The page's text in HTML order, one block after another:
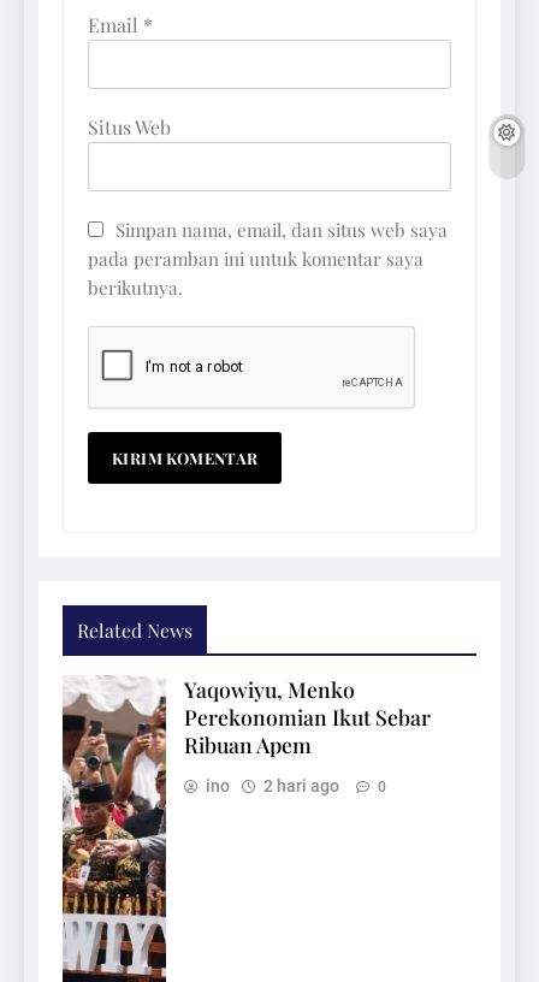
Email *
Situs Web
Simpan nama, email, dan situs web saya
pada peramban ini untuk komentar saya
berikutnya.
Related News
Yaqowiyu, Menko
Perekonomian Ikut Sebar
Ribuan Apem
ino 2 hari ago 0